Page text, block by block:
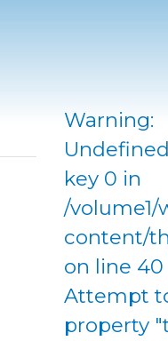
Warning:
key 0 in
/volume1/
content/
on line
Attempt
property